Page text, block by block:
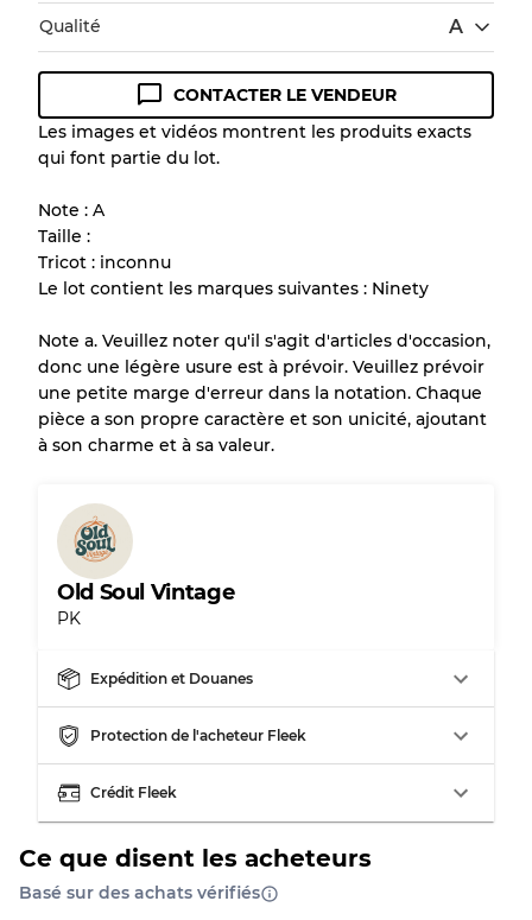
Qualité A
Guide des conditions
Tous les produits incluent un niveau de
de chaque article avant l'achat.
Il y a une marge d'erreur allant jusqu'à
en raison de la vente en gros
Notre système à 3 niveaux
Qualité APresque neuf, usure légère
Qualité B
Qualité CUsure visible avec taches
Répartition pour ratios mixtes
Qualité AB
70% A, 30% B
Qualité BC
60% B, 40% C
Qualité ABC
30% A, 40% B, 30% C
CONTACTER LE VENDEUR
Les images et vidéos montrent les produits exacts
qui font partie du lot.
Note : A
Taille :
Tricot : inconnu
Le lot contient les marques suivantes : Ninety
Note a. Veuillez noter qu'il s'agit d'articles d'occasion,
donc une légère usure est à prévoir. Veuillez prévoir
une petite marge d'erreur dans la notation. Chaque
pièce a son propre caractère et son unicité, ajoutant
à son charme et à sa valeur.
Old Soul Vintage
PK
Expédition et Douanes
Protection de l'acheteur Fleek
Crédit Fleek
Ce que disent les acheteurs
Basé sur des achats vérifiés